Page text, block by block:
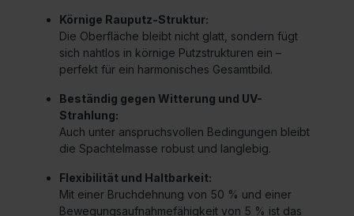
Körnige Rauputz-Struktur:
Die Oberfläche bleibt nicht glatt, sondern fügt
sich nahtlos in körnige Putzstrukturen ein –
perfekt für ein harmonisches Gesamtbild.
Beständig gegen Witterung und UV-
Strahlung:
Auch unter anspruchsvollen Bedingungen bleibt
die Spachtelmasse robust und langlebig.
Flexibilität und Haltbarkeit:
Mit einer Bruchdehnung von 50 % und einer
Bewegungsaufnahmefähigkeit von 5 % ist das